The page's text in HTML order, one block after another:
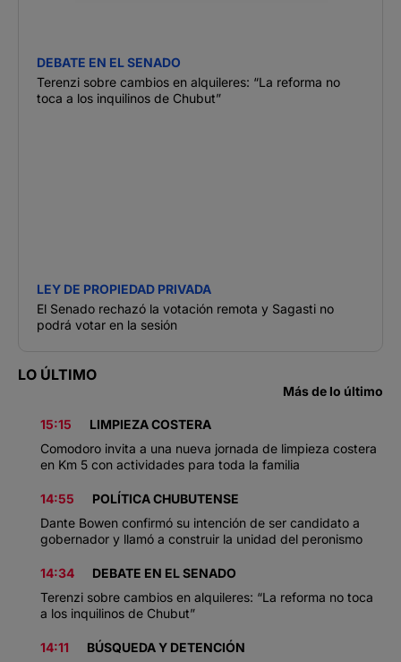
DEBATE EN EL SENADO
Terenzi sobre cambios en alquileres: “La reforma no
toca a los inquilinos de Chubut”
LEY DE PROPIEDAD PRIVADA
El Senado rechazó la votación remota y Sagasti no
podrá votar en la sesión
LO ÚLTIMO
Más de lo último
15:15
LIMPIEZA COSTERA
Comodoro invita a una nueva jornada de limpieza costera
en Km 5 con actividades para toda la familia
14:55
POLÍTICA CHUBUTENSE
Dante Bowen confirmó su intención de ser candidato a
gobernador y llamó a construir la unidad del peronismo
14:34
DEBATE EN EL SENADO
Terenzi sobre cambios en alquileres: “La reforma no toca
a los inquilinos de Chubut”
14:11
BÚSQUEDA Y DETENCIÓN